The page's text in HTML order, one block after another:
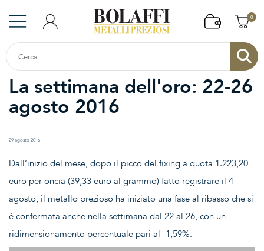
0
La settimana dell'oro: 22-26
agosto 2016
29 agosto 2016
Dall’inizio del mese, dopo il picco del fixing a quota 1.223,20
euro per oncia (39,33 euro al grammo) fatto registrare il 4
agosto, il metallo prezioso ha iniziato una fase al ribasso che si
è confermata anche nella settimana dal 22 al 26, con un
ridimensionamento percentuale pari al -1,59%.